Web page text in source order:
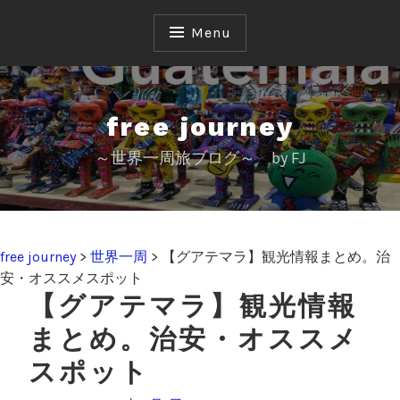
p
t
o
c
o
n
t
t
Menu
free journey
～世界一周旅ブログ～ by FJ
free journey> 世界一周 >
【グアテマラ】観光情報まとめ。治
安・オススメスポット
【グアテマラ】観光情報
まとめ。治安・オススメ
スポット